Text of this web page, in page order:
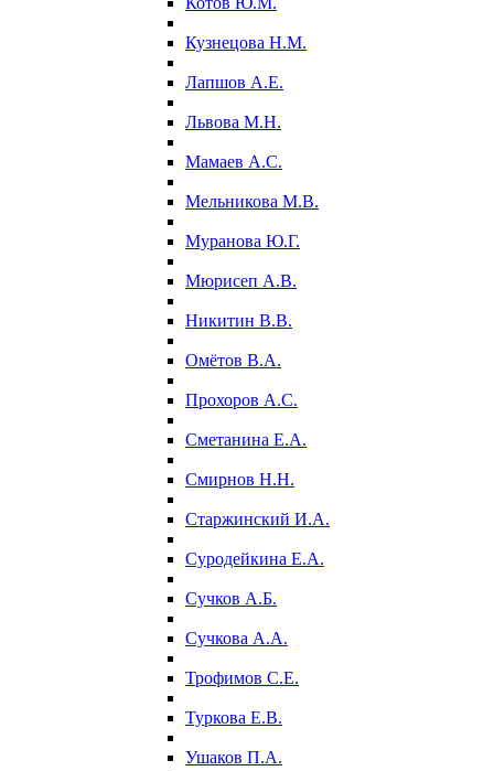
Кузнецова Н.М.
Лапшов А.Е.
Львова М.Н.
Мамаев А.С.
Мельникова М.В.
Муранова Ю.Г.
Мюрисеп А.В.
Никитин В.В.
Омётов В.А.
Прохоров А.С.
Сметанина Е.А.
Смирнов Н.Н.
Старжинский И.А.
Суродейкина Е.А.
Сучков А.Б.
Сучкова А.А.
Трофимов С.Е.
Туркова Е.В.
Ушаков П.А.